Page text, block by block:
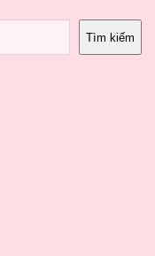
Tìm kiếm